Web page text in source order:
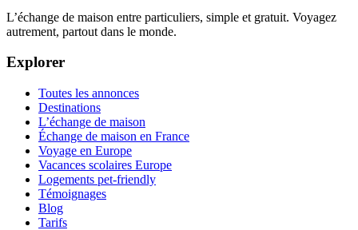
L’échange de maison entre particuliers, simple et gratuit. Voyagez
autrement, partout dans le monde.
Explorer
Toutes les annonces
Destinations
L’échange de maison
Échange de maison en France
Voyage en Europe
Vacances scolaires Europe
Logements pet-friendly
Témoignages
Blog
Tarifs